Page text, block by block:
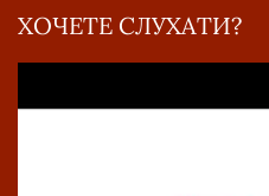
ХОЧЕТЕ СЛУХАТИ?